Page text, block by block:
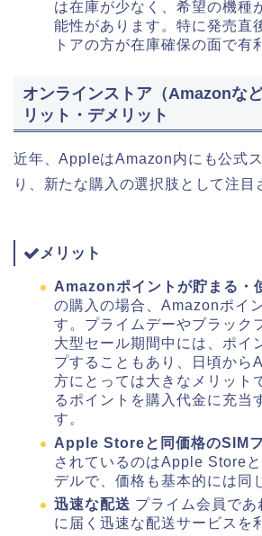
は在庫が少なく、希望の機種
能性があります。特に発売直
トアの方が在庫確保の面で有
オンラインストア（Amazonな
リット・デメリット
近年、AppleはAmazon内にも公式
り、新たな購入の選択肢として注目
メリット
Amazonポイントが貯まる・
の購入の場合、Amazonポイ
す。プライムデーやブラック
大型セール期間中には、ポイ
プすることもあり、日頃から
方にとっては大きなメリット
るポイントを購入代金に充当
す。
Apple Storeと同価格のSIM
されているのはApple Store
デルで、価格も基本的には同
迅速な配送 プライム会員であ
に届く迅速な配送サービスを